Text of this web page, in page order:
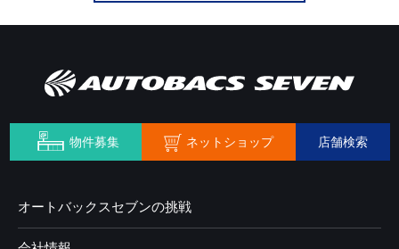
物件募集 ネットショップ 店舗検索
オートバックスセブンの挑戦